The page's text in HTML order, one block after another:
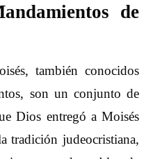
de
también conocidos
son un conjunto de
Dios entregó a Moisés
tradición judeocristiana,